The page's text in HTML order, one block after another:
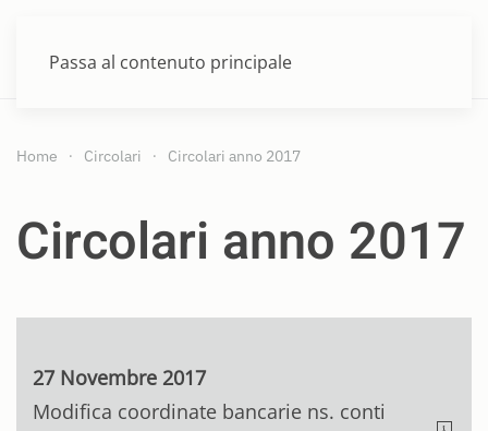
Passa al contenuto principale
Home Circolari Circolari anno 2017
Circolari anno 2017
27 Novembre 2017
Modifica coordinate bancarie ns. conti